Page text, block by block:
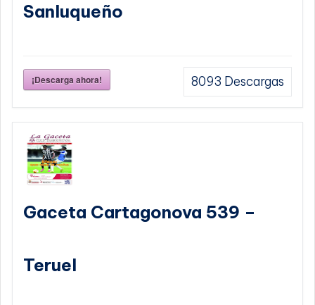
Sanluqueño
¡Descarga ahora! 8093 Descargas
Gaceta Cartagonova 539 –
Teruel